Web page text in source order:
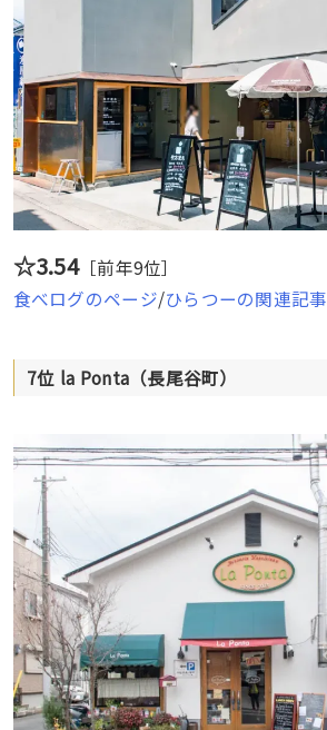
☆3.54［前年9位］
食べログのページ/ひらつーの関連記事
7位 la Ponta（長尾谷町）